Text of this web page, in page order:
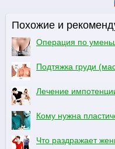
Похожие и
Операция по
Подтяжка груди
Лечение
Кому нужна
Что раздражает